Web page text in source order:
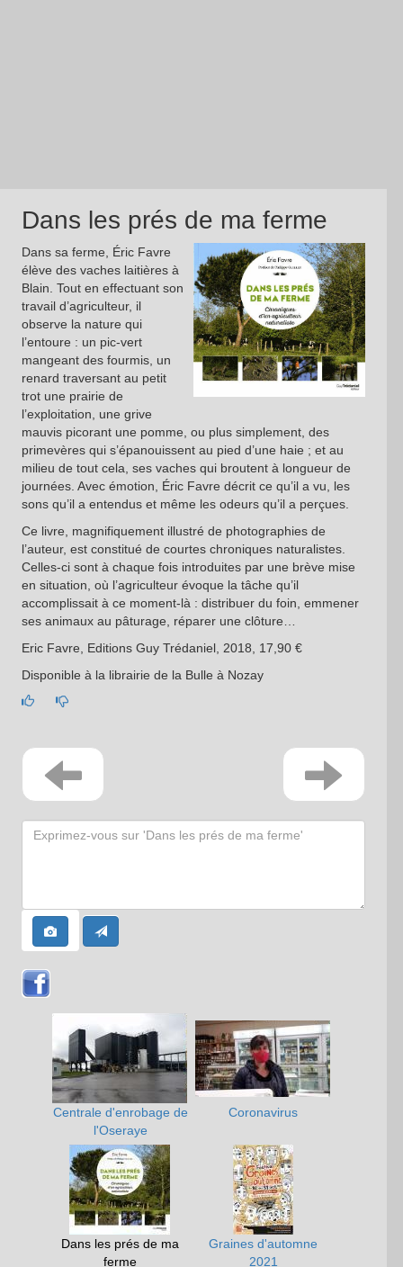
Dans les prés de ma ferme
Dans sa ferme, Éric Favre
élève des vaches laitières à
Blain. Tout en effectuant son
travail d’agriculteur, il
observe la nature qui
l’entoure : un pic-vert
mangeant des fourmis, un
renard traversant au petit
trot une prairie de
l’exploitation, une grive
mauvis picorant une pomme, ou plus simplement, des
primevères qui s’épanouissent au pied d’une haie ; et au
milieu de tout cela, ses vaches qui broutent à longueur de
journées. Avec émotion, Éric Favre décrit ce qu’il a vu, les
sons qu’il a entendus et même les odeurs qu’il a perçues.
Ce livre, magnifiquement illustré de photographies de
l’auteur, est constitué de courtes chroniques naturalistes.
Celles-ci sont à chaque fois introduites par une brève mise
en situation, où l’agriculteur évoque la tâche qu’il
accomplissait à ce moment-là : distribuer du foin, emmener
ses animaux au pâturage, réparer une clôture…
Eric Favre, Editions Guy Trédaniel, 2018, 17,90 €
Disponible à la librairie de la Bulle à Nozay
Centrale d'enrobage de
l'Oseraye
Coronavirus
Dans les prés de ma
ferme
Graines d'automne
2021